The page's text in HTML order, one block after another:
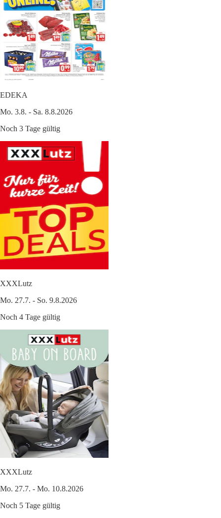
EDEKA
Mo. 3.8. - Sa. 8.8.2026
Noch 3 Tage gültig
XXXLutz
Mo. 27.7. - So. 9.8.2026
Noch 4 Tage gültig
XXXLutz
Mo. 27.7. - Mo. 10.8.2026
Noch 5 Tage gültig